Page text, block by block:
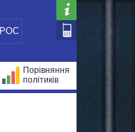
РОС
Порівняння
політиків